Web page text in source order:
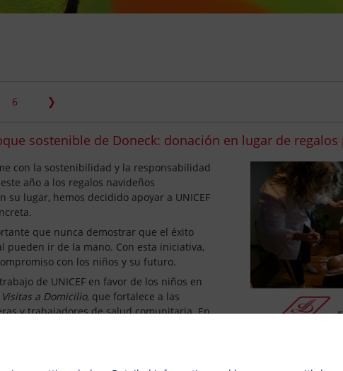
6
sostenible de Doneck: donación en lugar de regalos
con la sostenibilidad y la responsabilidad
año a los regalos navideños
su lugar, hemos decidido apoyar a UNICEF
que nunca demostrar que el éxito
pueden ir de la mano. Con esta iniciativa,
con los niños y su futuro.
de UNICEF en favor de los niños en
a Domicilio, que fortalece a las
y trabajadores de salud comunitaria. En
con el Ministerio de Salud para
dirigidos a mujeres embarazadas y
parte de este esfuerzo, se forman